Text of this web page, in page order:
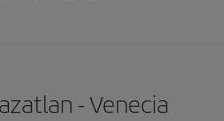
- Venecia